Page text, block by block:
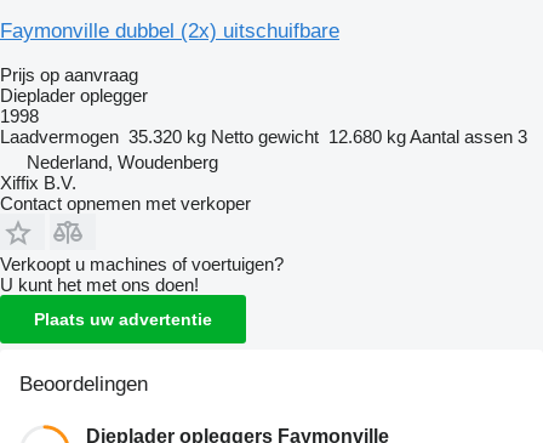
Faymonville dubbel (2x) uitschuifbare
Prijs op aanvraag
Dieplader oplegger
1998
Laadvermogen 35.320 kg Netto gewicht 12.680 kgAantal assen 3
Nederland, Woudenberg
Xiffix B.V.
Contact opnemen met verkoper
Verkoopt u machines of voertuigen?
U kunt het met ons doen!
Plaats uw advertentie
Beoordelingen
Dieplader opleggers Faymonville